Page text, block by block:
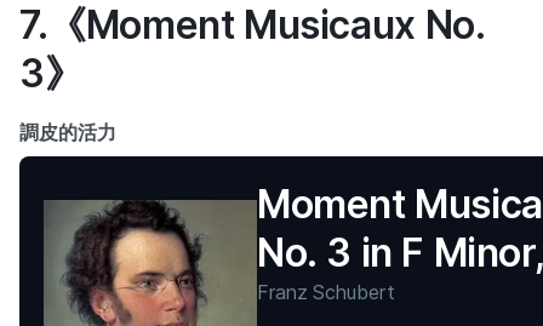
7.《Moment Musicaux No.
3》
調皮的活力
Moment
No. 3 in F
780
Franz Schubert